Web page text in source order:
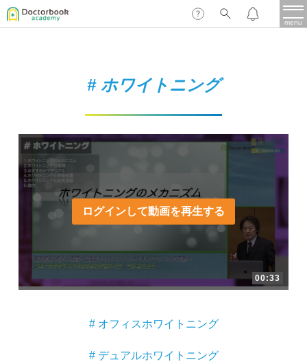
menu
歯冠補綴
審美歯科
有床義歯
口腔外科・歯科麻酔
インプラント
ログイン
LIVE 特集 DBラーニング
臨床知見録
LIFE STYLE コラム セミナー
# ホワイトニング
ログインして動画を再生する
00:33
# オフィスホワイトニング
# デュアルホワイトニング